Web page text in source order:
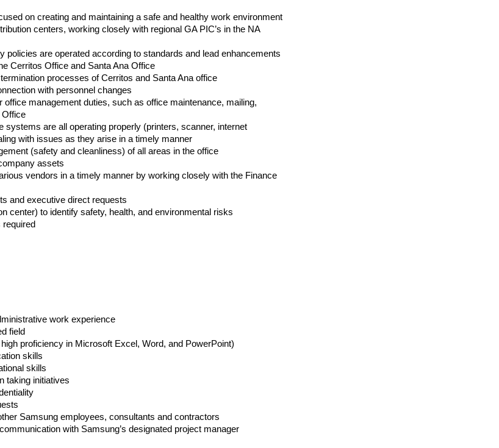
on creating and maintaining a safe and healthy work environment
centers, working closely with regional GA PIC’s in the NA
policies are operated according to standards and lead enhancements
Cerritos Office and Santa Ana Office
processes of Cerritos and Santa Ana office
with personnel changes
office management duties, such as office maintenance, mailing,
Office
systems are all operating properly (printers, scanner, internet
with issues as they arise in a timely manner
(safety and cleanliness) of all areas in the office
assets
vendors in a timely manner by working closely with the Finance
and executive direct requests
center) to identify safety, health, and environmental risks
work experience
field
proficiency in Microsoft Excel, Word, and PowerPoint)
skills
skills
taking initiatives
Samsung employees, consultants and contractors
with Samsung’s designated project manager